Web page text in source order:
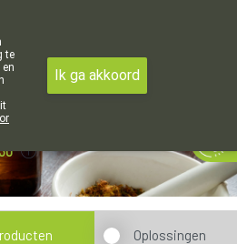
Oplossingen
te
Ik ga akkoord